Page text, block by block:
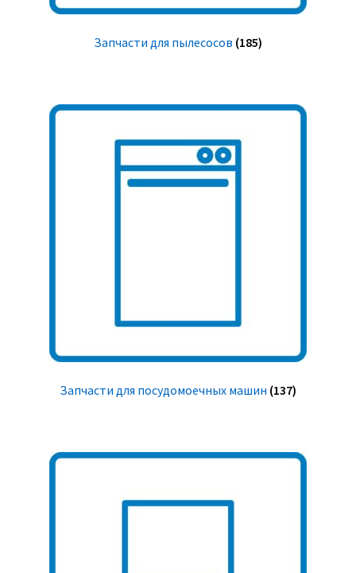
Запчасти для пылесосов (185)
Запчасти для посудомоечных машин (137)